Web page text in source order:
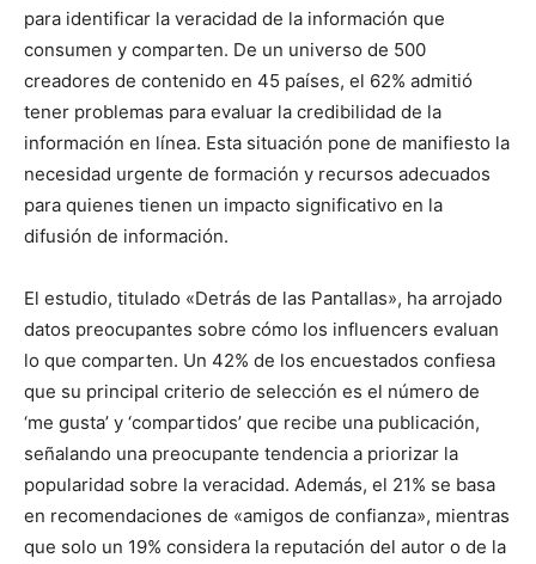
para identificar la veracidad de la información que
consumen y comparten. De un universo de 500
creadores de contenido en 45 países, el 62% admitió
tener problemas para evaluar la credibilidad de la
información en línea. Esta situación pone de manifiesto la
necesidad urgente de formación y recursos adecuados
para quienes tienen un impacto significativo en la
difusión de información.
El estudio, titulado «Detrás de las Pantallas», ha arrojado
datos preocupantes sobre cómo los influencers evaluan
lo que comparten. Un 42% de los encuestados confiesa
que su principal criterio de selección es el número de
‘me gusta’ y ‘compartidos’ que recibe una publicación,
señalando una preocupante tendencia a priorizar la
popularidad sobre la veracidad. Además, el 21% se basa
en recomendaciones de «amigos de confianza», mientras
que solo un 19% considera la reputación del autor o de la